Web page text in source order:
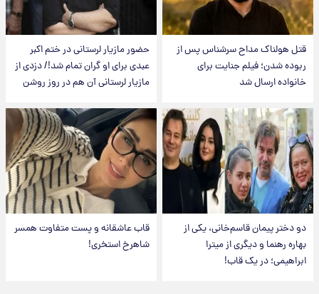
قتل هولناک مداح سرشناس پس از
ربوده شدن؛ فیلم جنایت برای
خانواده ارسال شد
حضور مازیار لرستانی در ختم اکبر
عبدی برای او گران تمام شد!/ دزدی از
مازیار لرستانی آن هم در روز روشن
دو دختر پیمان قاسم‌خانی، یکی از
بهاره رهنما و دیگری از میترا
ابراهیمی؛ در یک قاب!
قاب عاشقانه و پست متفاوت همسر
شاهرخ استخری!